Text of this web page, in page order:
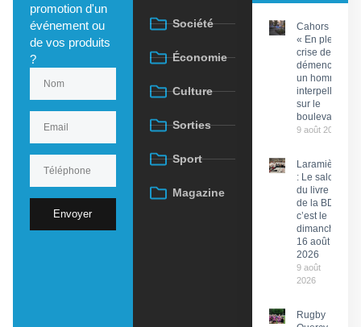
promotion d'un
événement ou
de vos produits
?
Envoyer
Société
Économie
Culture
Sorties
Sport
Magazine
Cahors :
« En pleine
crise de
démence »,
un homme
interpellé
sur le
boulevard
9 août 2026
Laramière
: Le salon
du livre et
de la BD,
c’est le
dimanche
16 août
2026
9 août
2026
Rugby